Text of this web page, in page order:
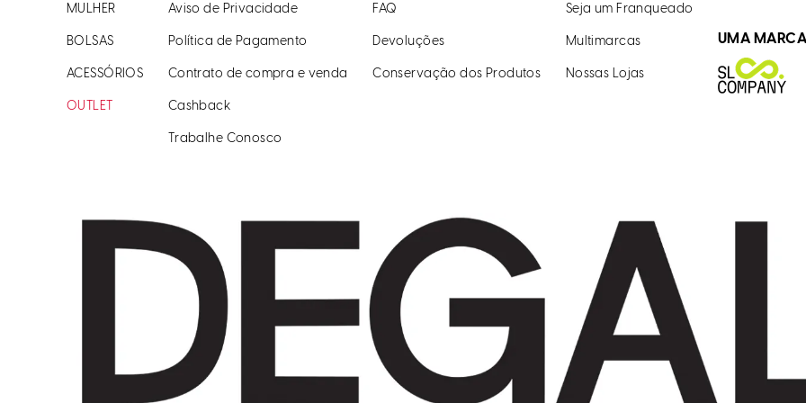
MULHER
BOLSAS
ACESSÓRIOS
OUTLET
Aviso de Privacidade
Política de Pagamento
Contrato de compra e venda
Cashback
Trabalhe Conosco
FAQ
Devoluções
Conservação dos Produtos
Seja um Franqueado
Multimarcas
Nossas Lojas
UMA